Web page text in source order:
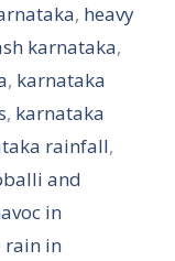
, heavy
karnataka,
, karnataka
, karnataka
rainfall,
and
in
rain in